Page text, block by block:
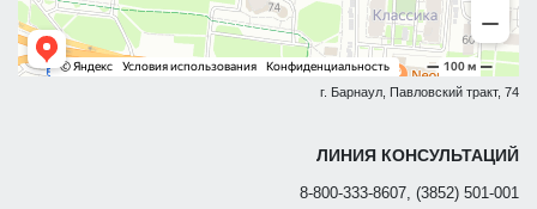
г. Барнаул, Павловский тракт, 74
ЛИНИЯ КОНСУЛЬТАЦИЙ
8-800-333-8607, (3852) 501-001